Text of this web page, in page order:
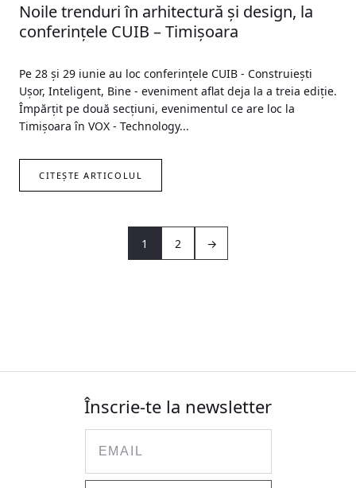
Noile trenduri în arhitectură și design, la
conferințele CUIB – Timișoara
Pe 28 și 29 iunie au loc conferințele CUIB - Construiești
Ușor, Inteligent, Bine - eveniment aflat deja la a treia ediție.
Împărțit pe două secțiuni, evenimentul ce are loc la
Timișoara în VOX - Technology...
CITEȘTE ARTICOLUL
1 2 →
Înscrie-te la newsletter